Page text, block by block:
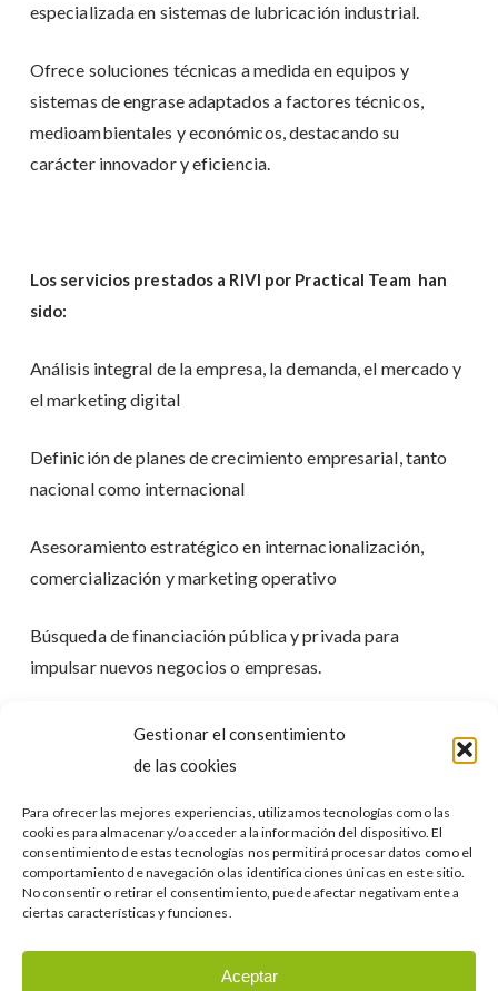
Gestionar el consentimiento
de las cookies
Para ofrecer las mejores experiencias, utilizamos tecnologías como las
cookies para almacenar y/o acceder a la información del dispositivo. El
consentimiento de estas tecnologías nos permitirá procesar datos como el
comportamiento de navegación o las identificaciones únicas en este sitio.
No consentir o retirar el consentimiento, puede afectar negativamente a
ciertas características y funciones.
Aceptar
especializada en sistemas de lubricación industrial.
Ofrece soluciones técnicas a medida en equipos y
sistemas de engrase adaptados a factores técnicos,
medioambientales y económicos, destacando su
carácter innovador y eficiencia.
Los servicios prestados a RIVI por Practical Team han
sido:
Análisis integral de la empresa, la demanda, el mercado y
el marketing digital
Definición de planes de crecimiento empresarial, tanto
nacional como internacional
Asesoramiento estratégico en internacionalización,
comercialización y marketing operativo
Búsqueda de financiación pública y privada para
impulsar nuevos negocios o empresas.
Digitalización, transformación empresarial e impulso de
la escalabilidad
Formación y apoyo en el inicio y desarrollo de nuevas vías
de negocio